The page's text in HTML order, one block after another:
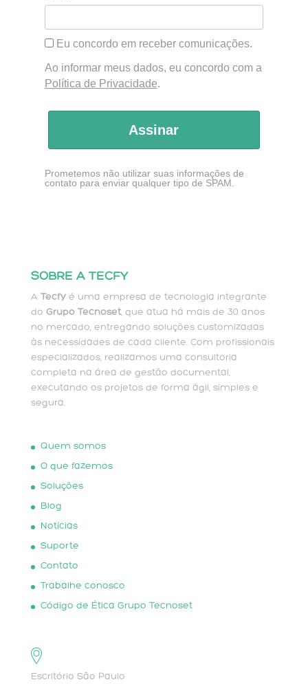
Eu concordo em receber comunicações.
Ao informar meus dados, eu concordo com a
Política de Privacidade.
Assinar
Prometemos não utilizar suas informações de
contato para enviar qualquer tipo de SPAM.
SOBRE A TECFY
A Tecfyé uma empresa de tecnologia integrante
do Grupo Tecnoset, que atua há mais de 30 anos
no mercado, entregando soluções customizadas
às necessidades de cada cliente. Com profissionais
especializados, realizamos uma consultoria
completa na área de gestão documental,
executando os projetos de forma ágil, simples e
segura.
Quem somos
O que fazemos
Soluções
Blog
Notícias
Suporte
Contato
Trabalhe conosco
Código de Ética Grupo Tecnoset
Escritório São Paulo